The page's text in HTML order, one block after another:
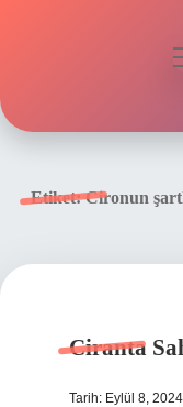
Etiket:Cironun
Ciranta
Tarih: Eylül 8, 2024